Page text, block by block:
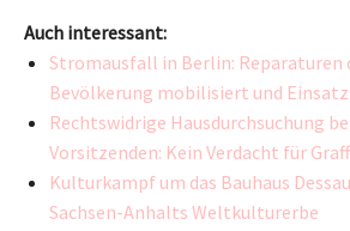
Auch interessant:
Stromausfall in Berlin: Reparaturen
Bevölkerung mobilisiert und
Rechtswidrige Hausdurchsuchung
Vorsitzenden: Kein Verdacht für
Kulturkampf um das Bauhaus
Sachsen-Anhalts Weltkulturerbe